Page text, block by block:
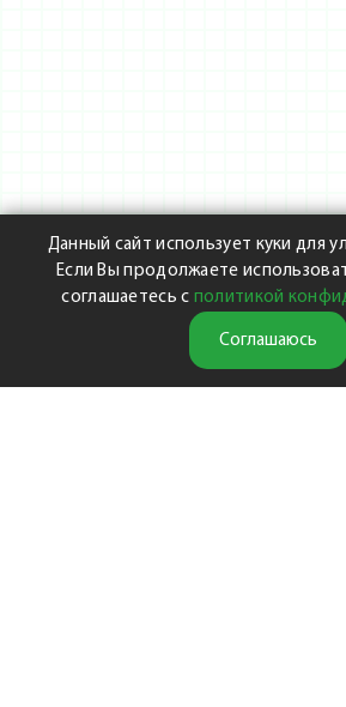
Данный сайт использует куки для
Если Вы продолжаете
соглашаетесь с политикой
Соглашаюсь